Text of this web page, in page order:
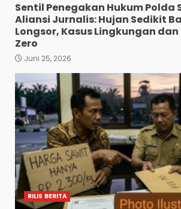
Sentil Penegakan Hukum Polda
Aliansi Jurnalis: Hujan Sedikit
Longsor, Kasus Lingkungan dan
Zero
Juni 25, 2026
RILIS BERITA